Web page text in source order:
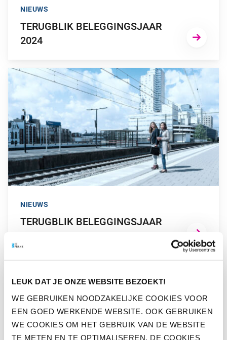
LEUK DAT JE ONZE WEBSITE BEZOEKT!
WE GEBRUIKEN NOODZAKELIJKE COOKIES VOOR
EEN GOED WERKENDE WEBSITE. OOK GEBRUIKEN
WE COOKIES OM HET GEBRUIK VAN DE WEBSITE
TE METEN EN TE OPTIMALISEREN. DE COOKIES
TERUGBLIK BELEGGINGSJAAR
2024
NIEUWS
GA NAAR “TERUGBLIK BELEGGINGSJAAR 2023”
TERUGBLIK BELEGGINGSJAAR
NIEUWS